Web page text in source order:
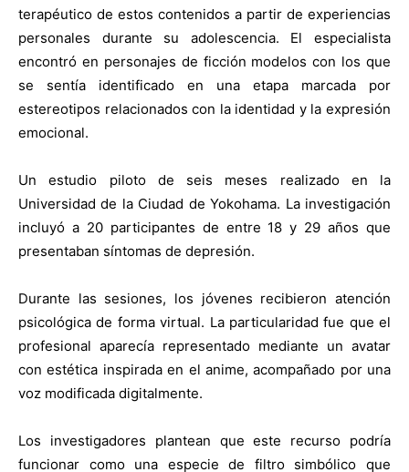
terapéutico de estos contenidos a partir de experiencias
personales durante su adolescencia. El especialista
encontró en personajes de ficción modelos con los que
se sentía identificado en una etapa marcada por
estereotipos relacionados con la identidad y la expresión
emocional.
Un estudio piloto de seis meses realizado en la
Universidad de la Ciudad de Yokohama. La investigación
incluyó a 20 participantes de entre 18 y 29 años que
presentaban síntomas de depresión.
Durante las sesiones, los jóvenes recibieron atención
psicológica de forma virtual. La particularidad fue que el
profesional aparecía representado mediante un avatar
con estética inspirada en el anime, acompañado por una
voz modificada digitalmente.
Los investigadores plantean que este recurso podría
funcionar como una especie de filtro simbólico que